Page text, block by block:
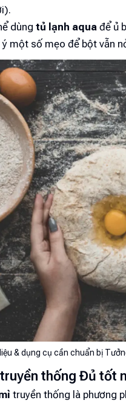
dùng tủ lạnh aqua để ủ
ý một số mẹo để bột vẫn
& dụng cụ cần chuẩn bị
thống Đủ tốt
truyền thống là phương